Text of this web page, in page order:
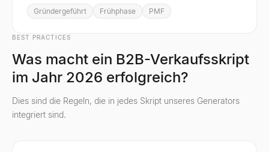
Gründergeführt Frühphase PMF
BEST PRACTICES
Was macht ein B2B-Verkaufsskript
im Jahr 2026 erfolgreich?
Dies sind die Regeln, die in jedes Skript unseres Generators
integriert sind.